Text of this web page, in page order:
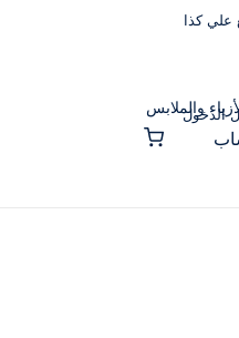
علي كذا
والملابسالدخول